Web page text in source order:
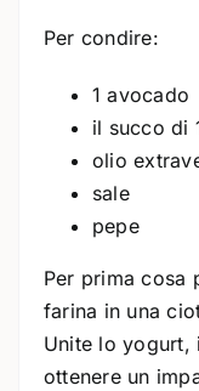
Per condire:
1 avocado
il succo di
olio
sale
pepe
Per prima cosa
farina in una
Unite lo yogurt,
ottenere un